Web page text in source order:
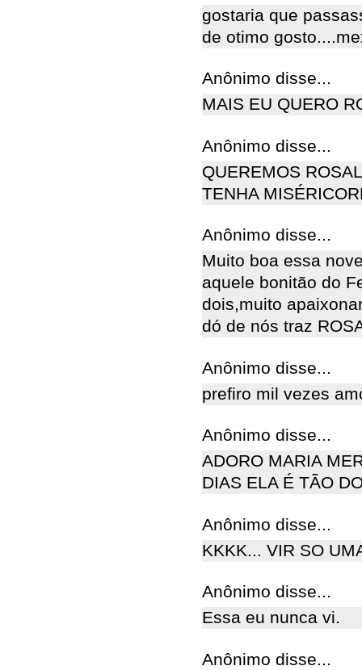
gostaria que
de otimo
Anônimo disse...
MAIS EU QUERO
Anônimo disse...
QUEREMOS
TENHA
Anônimo disse...
Muito boa essa
aquele bonitão do
dois,muito
dó de nós traz
Anônimo disse...
prefiro mil vezes
Anônimo disse...
ADORO MARIA
DIAS ELA É TÃO
Anônimo disse...
KKKK... VIR SO
Anônimo disse...
Essa eu nunca vi.
Anônimo disse...